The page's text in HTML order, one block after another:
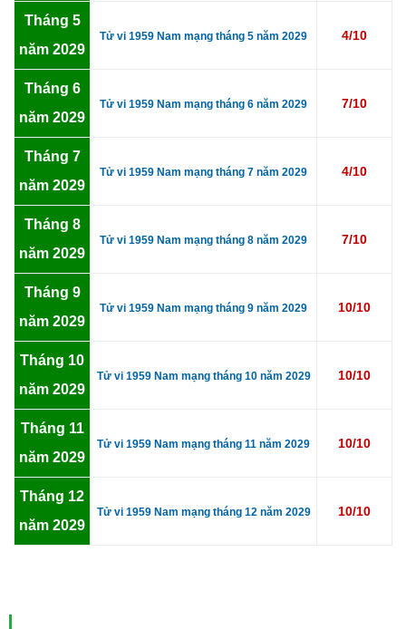
Tháng 5
năm 2029
Tử vi 1959 Nam mạng tháng 5 năm 2029 4/10
Tháng 6
năm 2029
Tử vi 1959 Nam mạng tháng 6 năm 2029 7/10
Tháng 7
năm 2029
Tử vi 1959 Nam mạng tháng 7 năm 2029 4/10
Tháng 8
năm 2029
Tử vi 1959 Nam mạng tháng 8 năm 2029 7/10
Tháng 9
năm 2029
Tử vi 1959 Nam mạng tháng 9 năm 2029 10/10
Tháng 10
năm 2029
Tử vi 1959 Nam mạng tháng 10 năm 2029 10/10
Tháng 11
năm 2029
Tử vi 1959 Nam mạng tháng 11 năm 2029 10/10
Tháng 12
năm 2029
Tử vi 1959 Nam mạng tháng 12 năm 2029 10/10